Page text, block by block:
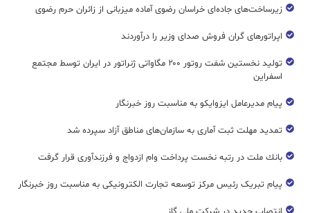
زیرساخت‌های جاده‌ای خراسان رضوی آماده میزبانی از زائران حرم رضوی
اپراتورهای گران فروش صدای وزیر را درآوردند
تولید نخستین شفت روتور ۲۰۰ مگاواتی ژنراتور در ایران توسط مجتمع
اسفراین
پیام مدیرعامل ایزوایکو به مناسبت روز خبرنگار
تمدید مهلت ثبت آماری به سازمان‌های مناطق آزاد سپرده شد
بانك ملت در رتبه نخست پرداخت وام ازدواج و فرزندآوری قرار گرفت
پیام تبریک رئیس مرکز توسعه تجارت الکترونیکی به مناسبت روز خبرنگار